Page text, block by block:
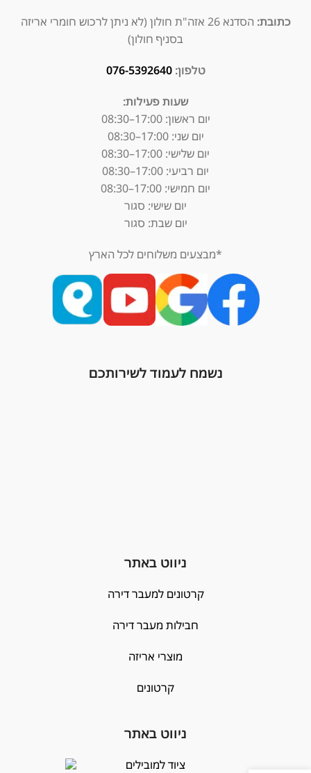
כתובת:
הסדנא 26 אזה"ת חולון (לא ניתן לרכוש חומרי אריזה
בסניף חולון)
טלפון: 076-5392640
שעות פעילות:
יום ראשון: 17:00–08:30
יום שני: 17:00–08:30
יום שלישי: 17:00–08:30
יום רביעי: 17:00–08:30
יום חמישי: 17:00–08:30
יום שישי: סגור
יום שבת: סגור
*מבצעים משלוחים לכל הארץ
נשמח לעמוד לשירותכם
ניווט באתר
קרטונים למעבר דירה
חבילות מעבר דירה
מוצרי אריזה
קרטונים
ניווט באתר
ציוד למובילים